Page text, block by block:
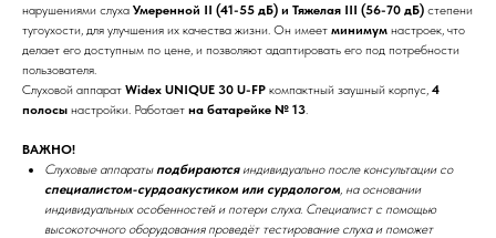
нарушениями слуха Умеренной II (41-55 дБ) и Тяжелая III (56-70 дБ) степени
тугоухости, для улучшения их качества жизни. Он имеет минимум настроек, что
делает его доступным по цене, и позволяют адаптировать его под потребности
пользователя.
Слуховой аппарат Widex UNIQUE 30 U-FP компактный заушный корпус, 4
полосы настройки. Работает на батарейке № 13.
ВАЖНО!
Слуховые аппаратыподбираютсяиндивидуально после консультации со
специалистом-сурдоакустиком или сурдологом, на основании
индивидуальных особенностей и потери слуха. Специалист с помощью
высокоточного оборудования проведёт тестирование слуха и поможет